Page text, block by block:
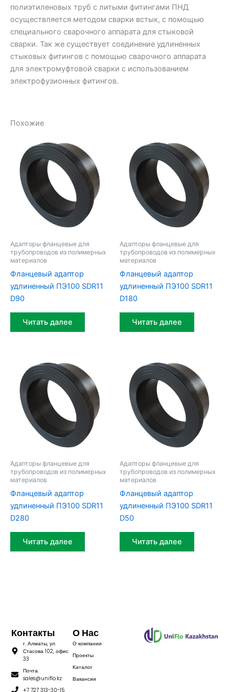
полиэтиленовых труб с литыми фитингами ПНД
осуществляется методом сварки встык, с помощью
специального сварочного аппарата для стыковой
сварки. Так же существует соединение удлиненных
стыковых фитингов с помощью сварочного аппарата
для электромуфтовой сварки с использованием
электрофузионных фитингов.
Похожие
Адапторы фланцевые для
трубопроводов из полимерных
материалов
Фланцевый адаптор
удлиненный ПЭ100 SDR11
D90
Читать далее
Адапторы фланцевые для
трубопроводов из полимерных
материалов
Фланцевый адаптор
удлиненный ПЭ100 SDR11
D180
Читать далее
Адапторы фланцевые для
трубопроводов из полимерных
материалов
Фланцевый адаптор
удлиненный ПЭ100 SDR11
D280
Читать далее
Адапторы фланцевые для
трубопроводов из полимерных
материалов
Фланцевый адаптор
удлиненный ПЭ100 SDR11
D50
Читать далее
О Нас
О компании
Проекты
Каталог
Вакансии
Контакты
г. Алматы, ул.
Стасова 102, офис
33
Почта:
sales@uniflo.kz
+7 727 313-30-15